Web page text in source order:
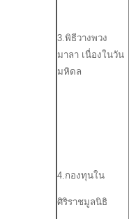
3.พิธีวางพวง
มาลา เนื่องในวัน
มหิดล
4.กองทุนใน
ศิริราชมูลนิธิ